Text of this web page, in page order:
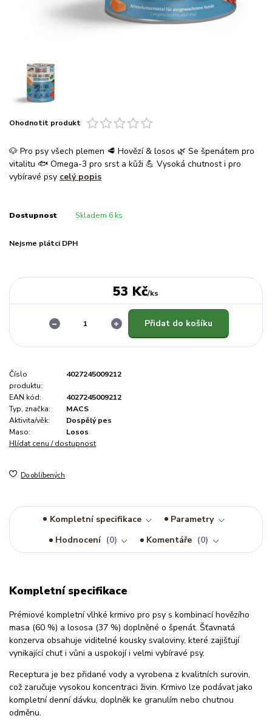
Ohodnotit produkt
🐶 Pro psy všech plemen 🥩 Hovězí & losos 🌿 Se špenátem pro
vitalitu 🐟 Omega-3 pro srst a kůži 💪 Vysoká chutnost i pro
vybíravé psy celý popis
Dostupnost Skladem 6 ks
Nejsme plátci DPH
53 Kč/ks
Přidat do košíku
Číslo
produktu:
4027245009212
EAN kód:
4027245009212
Typ, značka:
MACS
Aktivita/věk:
Dospělý pes
Maso:
Losos
Hlídat cenu / dostupnost
Do oblíbených
Kompletní specifikace
Parametry
Hodnocení
0 Komentáře 0
Kompletní specifikace
Prémiové kompletní vlhké krmivo pro psy s kombinací hovězího
masa (60 %) a lososa (37 %) doplněné o špenát. Šťavnatá
konzerva obsahuje viditelné kousky svaloviny, které zajišťují
vynikající chuť i vůni a uspokojí i velmi vybíravé psy.
Receptura je bez přidané vody a vyrobena z kvalitních surovin,
což zaručuje vysokou koncentraci živin. Krmivo lze podávat jako
kompletní denní dávku, doplněk ke granulím nebo chutnou
odměnu.